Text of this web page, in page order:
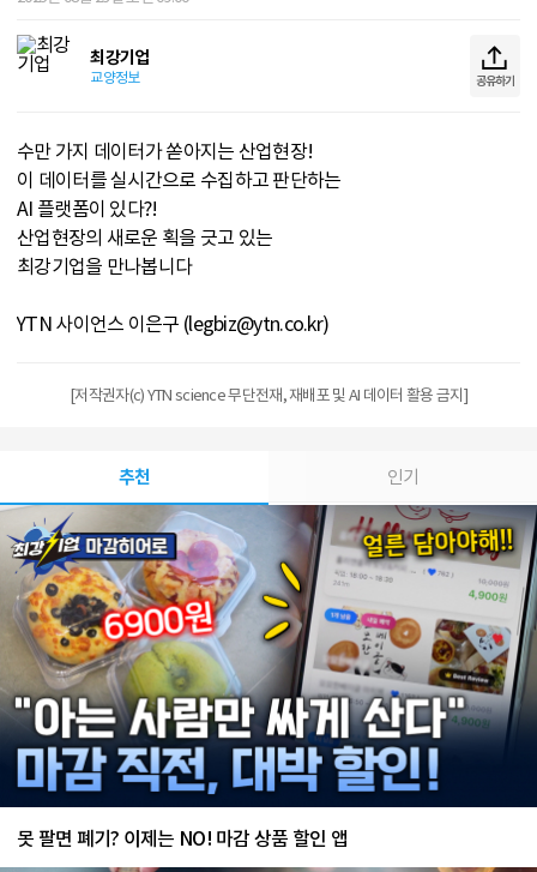
최강기업
교양정보 공유하기
수만 가지 데이터가 쏟아지는 산업현장!
이 데이터를 실시간으로 수집하고 판단하는
AI 플랫폼이 있다?!
산업현장의 새로운 획을 긋고 있는
최강기업을 만나봅니다
YTN 사이언스 이은구 (legbiz@ytn.co.kr)
[저작권자(c) YTN science 무단전재, 재배포 및 AI 데이터 활용 금지]
추천 인기
못 팔면 폐기? 이제는 NO! 마감 상품 할인 앱